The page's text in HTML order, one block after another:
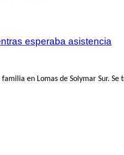
esperaba asistencia
en Lomas de Solymar Sur. Se